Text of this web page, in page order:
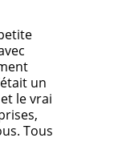
un
le vrai
Tous